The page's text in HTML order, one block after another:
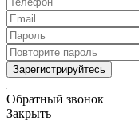
Зарегистрируйтесь
Обратный звонок
Закрыть